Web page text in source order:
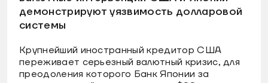
демонстрируют уязвимость долларовой
системы
Крупнейший иностранный кредитор США
переживает серьезный валютный кризис, для
преодоления которого Банк Японии за